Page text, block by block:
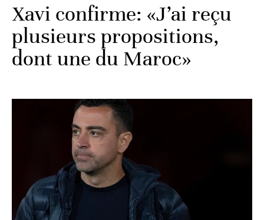
Xavi confirme: «J’ai reçu
plusieurs propositions,
dont une du Maroc»